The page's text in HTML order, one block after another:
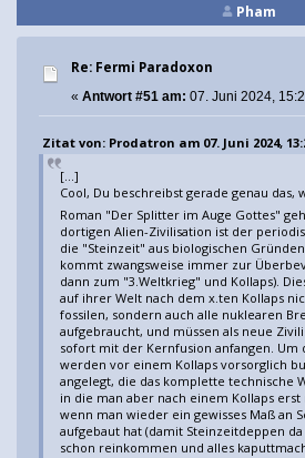
Pham
Re: Fermi Paradoxon
« Antwort #51 am: 07. Juni 2024,
Zitat von: Prodatron am 07. Juni 2024,
[...]
Cool, Du beschreibst gerade genau das,
Roman "Der Splitter im Auge Gottes"
dortigen Alien-Zivilisation ist der
die "Steinzeit" aus biologischen
kommt zwangsweise immer zur
dann zum "3.Weltkrieg" und Kollaps).
auf ihrer Welt nach dem x.ten Kollaps
fossilen, sondern auch alle nuklearen
aufgebraucht, und müssen als neue
sofort mit der Kernfusion anfangen. Um
werden vor einem Kollaps vorsorglich
angelegt, die das komplette technische
in die man aber nach einem Kollaps
wenn man wieder ein gewisses Maß an
aufgebaut hat (damit Steinzeitdeppen
schon reinkommen und alles